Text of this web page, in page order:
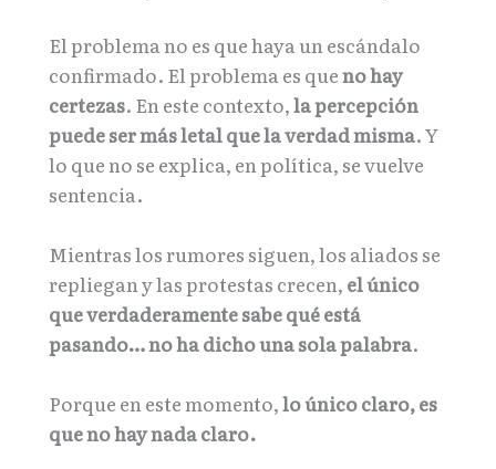
El problema no es que haya un escándalo
confirmado. El problema es queno hay
certezas. En este contexto,la percepción
puede ser más letal que la verdad misma. Y
lo que no se explica, en política, se vuelve
sentencia.
Mientras los rumores siguen, los aliados se
repliegan y las protestas crecen, el único
que verdaderamente sabe qué está
pasando… no ha dicho una sola palabra.
Porque en este momento,lo único claro, es
que no hay nada claro.